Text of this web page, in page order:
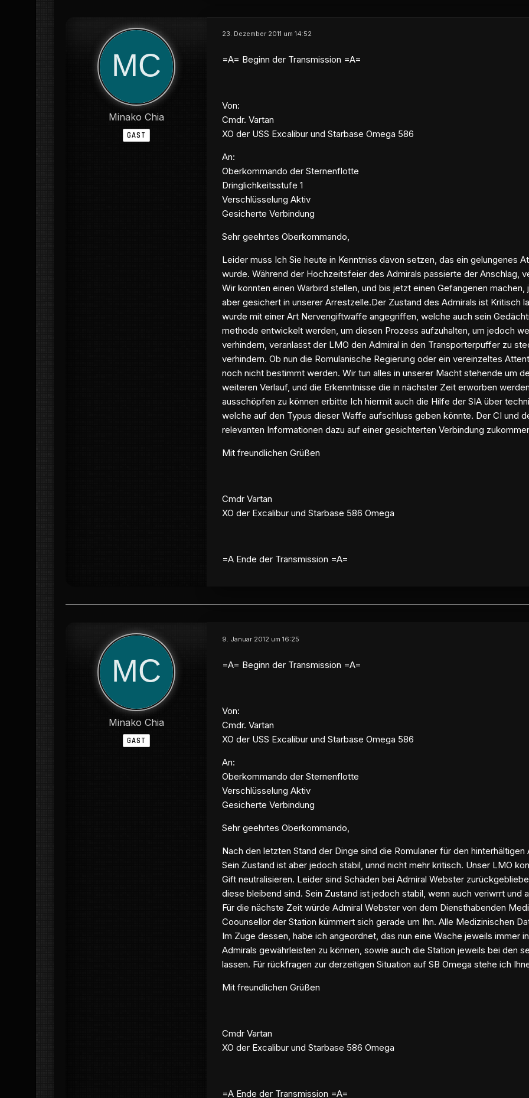
Minako Chia
GAST
23. Dezember 2011 um 14:52
=A= Beginn der Transmission =A=
Von:
Cmdr. Vartan
XO der USS Excalibur und Starbase Omega 586
An:
Oberkommando der Sternenflotte
Dringlichkeitsstufe 1
Verschlüsselung Aktiv
Gesicherte Verbindung
Sehr geehrtes Oberkommando,
Leider muss Ich Sie heute in Kenntniss davon setzen, das ein gelungenes
wurde. Während der Hochzeitsfeier des Admirals passierte der Anschlag,
Wir konnten einen Warbird stellen, und bis jetzt einen Gefangenen
aber gesichert in unserer Arrestzelle.Der Zustand des Admirals ist Kritisch
wurde mit einer Art Nervengiftwaffe angegriffen, welche auch sein
methode entwickelt werden, um diesen Prozess aufzuhalten, um jedoch
verhindern, veranlasst der LMO den Admiral in den Transporterpuffer zu
verhindern. Ob nun die Romulanische Regierung oder ein vereinzeltes
noch nicht bestimmt werden. Wir tun alles in unserer Macht stehende um
weiteren Verlauf, und die Erkenntnisse die in nächster Zeit erworben
ausschöpfen zu können erbitte Ich hiermit auch die Hilfe der SIA über
welche auf den Typus dieser Waffe aufschluss geben könnte. Der CI und
relevanten Informationen dazu auf einer gesichterten Verbindung
Mit freundlichen Grüßen
Cmdr Vartan
XO der Excalibur und Starbase 586 Omega
=A Ende der Transmission =A=
Minako Chia
GAST
9. Januar 2012 um 16:25
=A= Beginn der Transmission =A=
Von:
Cmdr. Vartan
XO der USS Excalibur und Starbase Omega 586
An:
Oberkommando der Sternenflotte
Verschlüsselung Aktiv
Gesicherte Verbindung
Sehr geehrtes Oberkommando,
Nach den letzten Stand der Dinge sind die Romulaner für den
Sein Zustand ist aber jedoch stabil, unnd nicht mehr kritisch. Unser LMO
Gift neutralisieren. Leider sind Schäden bei Admiral Webster
diese bleibend sind. Sein Zustand ist jedoch stabil, wenn auch veriwrrt und
Für die nächste Zeit würde Admiral Webster von dem Diensthabenden
Coounsellor der Station kümmert sich gerade um Ihn. Alle Medizinischen
Im Zuge dessen, habe ich angeordnet, das nun eine Wache jeweils immer
Admirals gewährleisten zu können, sowie auch die Station jeweils bei den
lassen. Für rückfragen zur derzeitigen Situation auf SB Omega stehe ich
Mit freundlichen Grüßen
Cmdr Vartan
XO der Excalibur und Starbase 586 Omega
=A Ende der Transmission =A=